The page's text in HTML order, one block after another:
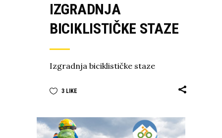
IZGRADNJA
BICIKLISTIČKE STAZE
Izgradnja biciklističke staze
3 LIKE